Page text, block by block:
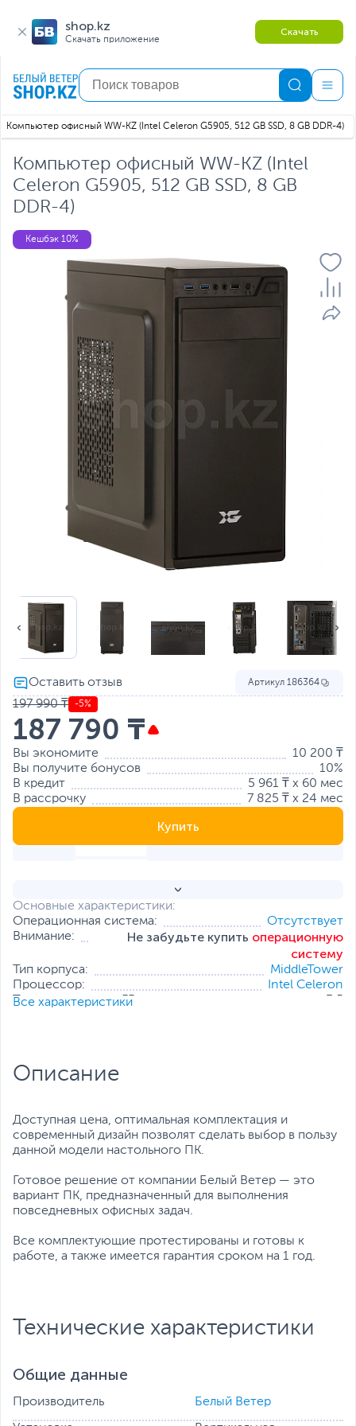
shop.kz
Скачать приложение
Скачать
Компьютер офисный WW-KZ (Intel Celeron G5905, 512 GB SSD, 8 GB DDR-4)
Компьютер офисный WW-KZ (Intel
Celeron G5905, 512 GB SSD, 8 GB
DDR-4)
Кешбэк 10%
Основные характеристики:
Операционная система:
Отсутствует
Внимание:
Не забудьте купить операционную
систему
Тип корпуса:
MiddleTower
Процессор:
Intel Celeron
Тактовая частота, ГГц:
Дополнительные
Все характеристики
Артикул 186364
197 990 ₸ -5%
187 790 ₸
Вы экономите
10 200 ₸
Вы получите бонусов
10%
В кредит
5 961 ₸ x 60 мес
В рассрочку
7 825 ₸ x 24 мес
Купить
Описание
Доступная цена, оптимальная комплектация и
современный дизайн позволят сделать выбор в пользу
данной модели настольного ПК.
Готовое решение от компании Белый Ветер — это
вариант ПК, предназначенный для выполнения
повседневных офисных задач.
Все комплектующие протестированы и готовы к
работе, а также имеется гарантия сроком на 1 год.
Технические характеристики
Общие данные
Производитель Белый Ветер